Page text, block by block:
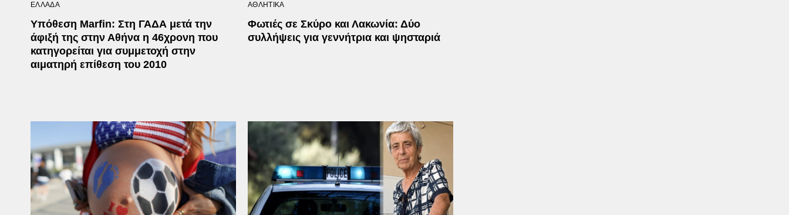
ΕΛΛΑΔΑ
Υπόθεση Marfin: Στη ΓΑΔΑ μετά την
άφιξή της στην Αθήνα η 46χρονη που
κατηγορείται για συμμετοχή στην
αιματηρή επίθεση του 2010
ΑΘΛΗΤΙΚΑ
Φωτιές σε Σκύρο και Λακωνία: Δύο
συλλήψεις για γεννήτρια και ψησταριά